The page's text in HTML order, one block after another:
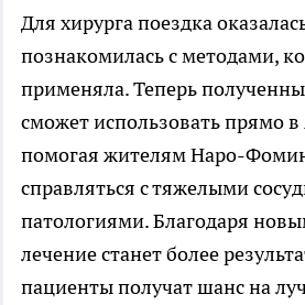
Для хирурга поездка
познакомилась с методами,
применяла. Теперь
сможет использовать прямо
помогая жителям Наро-
справляться с тяжелыми
патологиями. Благодаря
лечение станет более
пациенты получат шанс на